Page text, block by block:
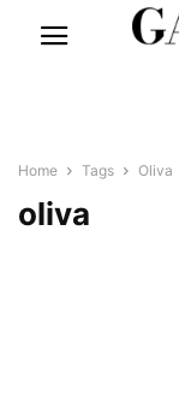
Home Tags Oliva
oliva